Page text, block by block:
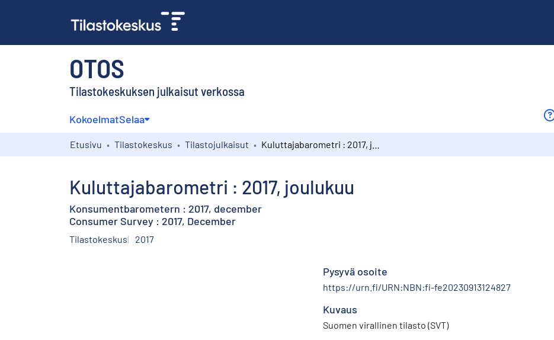
OTOS
Tilastokeskuksen julkaisut verkossa
KokoelmatSelaa
Etusivu Tilastokeskus Tilastojulkaisut
Kuluttajabarometri : 2017, joulukuu
Konsumentbarometern : 2017, december
Consumer Survey : 2017, December
Tilastokeskus 2017
Pysyvä osoite
https://urn.fi/URN:NBN:fi-fe20230913124827
Kuvaus
Suomen virallinen tilasto (SVT)